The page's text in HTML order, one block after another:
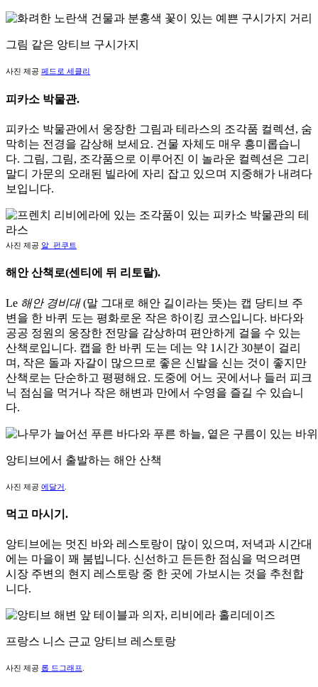
그림 같은 앙티브 구시가지
사진 제공 페드로 세클리
피카소 박물관.
피카소 박물관에서 웅장한 그림과 테라스의 조각품 컬렉션, 숨
막히는 전경을 감상해 보세요. 건물 자체도 매우 흥미롭습니
다. 그림, 그림, 조각품으로 이루어진 이 놀라운 컬렉션은 그리
말디 가문의 오래된 빌라에 자리 잡고 있으며 지중해가 내려다
보입니다.
사진 제공 알_펀쿠트
해안 산책로(센티에 뒤 리토랄).
Le 해안 경비대(말 그대로 해안 길이라는 뜻)는 캡 당티브 주
변을 한 바퀴 도는 평화로운 작은 하이킹 코스입니다. 바다와
공공 정원의 웅장한 전망을 감상하며 편안하게 걸을 수 있는
산책로입니다. 캡을 한 바퀴 도는 데는 약 1시간 30분이 걸리
며, 작은 돌과 자갈이 많으므로 좋은 신발을 신는 것이 좋지만
산책로는 단순하고 평평해요. 도중에 어느 곳에서나 들러 피크
닉 점심을 먹거나 작은 해변과 만에서 수영을 즐길 수 있습니
다.
앙티브에서 출발하는 해안 산책
사진 제공 에달거
먹고 마시기.
앙티브에는 멋진 바와 레스토랑이 많이 있으며, 저녁과 시간대
에는 마을이 꽤 붐빕니다. 신선하고 든든한 점심을 먹으려면
시장 주변의 현지 레스토랑 중 한 곳에 가보시는 것을 추천합
니다.
프랑스 니스 근교 앙티브 레스토랑
사진 제공 롭 드그래프